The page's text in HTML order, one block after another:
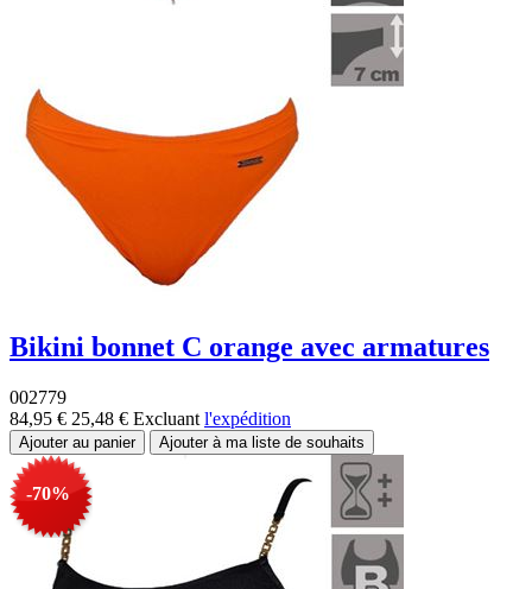
Bikini bonnet C orange avec armatures
002779
84,95 € 25,48 € Excluant l'expédition
-70%